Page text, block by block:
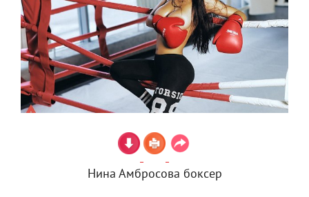
Нина Амбросова боксер